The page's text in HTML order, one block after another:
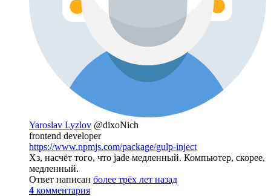
Yaroslav Lyzlov @dixoNich
frontend developer
https://www.npmjs.com/package/gulp-inject
Хз, насчёт того, что jade медленный. Компьютер, скорее,
медленный.
Ответ написан более трёх лет назад
4 комментария